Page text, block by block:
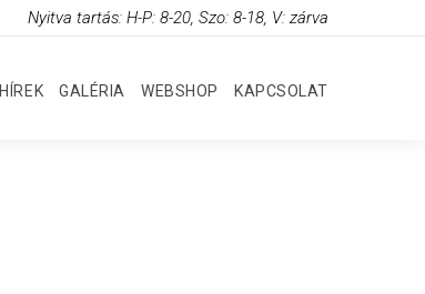
Nyitva tartás: H-P: 8-20, Szo: 8-18, V: zárva
HÍREK GALÉRIA WEBSHOP KAPCSOLAT